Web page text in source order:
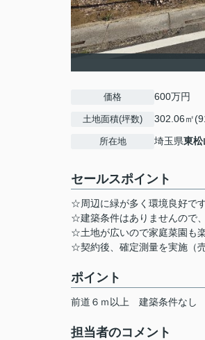
価格 600万円
土地面積(坪数) 302.06㎡
所在地 埼玉県東松
セールスポイント
☆周辺に緑が多く環境良好です
☆建築条件はありませんので
☆土地が広いので家庭菜園も楽
☆契約後、確定測量を実施（売
ポイント
前道６ｍ以上 建築条件なし
担当者のコメント